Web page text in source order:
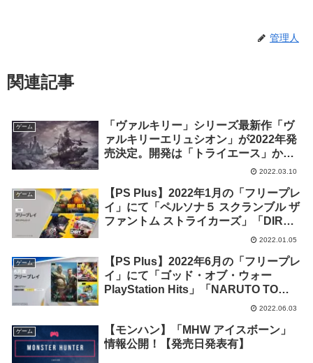
管理人
関連記事
ゲーム
「ヴァルキリー」シリーズ最新作「ヴ
ァルキリーエリュシオン」が2022年発
売決定。開発は「トライエース」から
2022.03.10
ゲーム
【PS Plus】2022年1月の「フリープレ
イ」にて「ペルソナ５ スクランブル ザ
ファントム ストライカーズ」「DIRT
5」「Deep Rock Galactic」等3タイト
2022.01.05
ゲーム
【PS Plus】2022年6月の「フリープレ
イ」にて「ゴッド・オブ・ウォー
PlayStation Hits」「NARUTO TO
BORUTO シノビストライカー」
信が決定！
2022.06.03
ゲーム
【モンハン】「MHW アイスボーン」
情報公開！【発売日発表有】